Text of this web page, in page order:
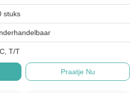
stuks
T/T
Praatje Nu